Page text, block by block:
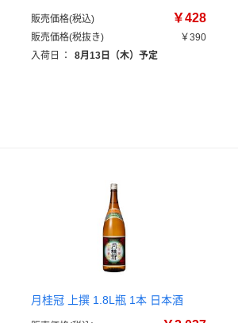
販売価格(税込) ￥428
販売価格(税抜き)
￥390
入荷日
： 8月13日（木）予定
月桂冠 上撰 1.8L瓶 1本 日本酒